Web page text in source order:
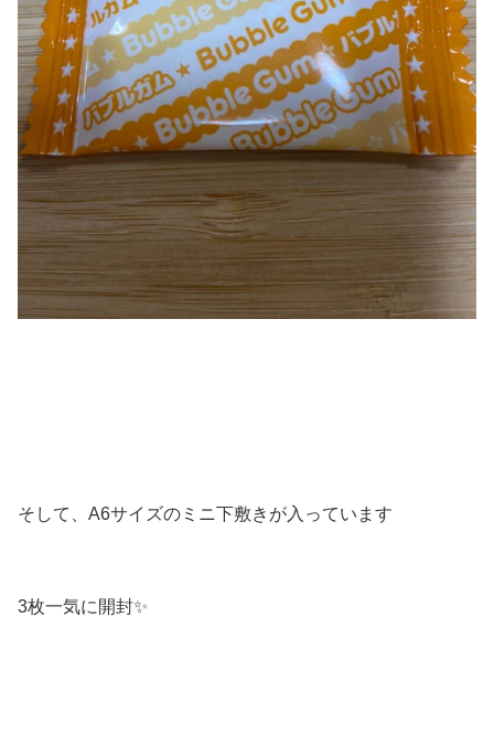
そして、A6サイズのミニ下敷きが入っています
3枚一気に開封✨